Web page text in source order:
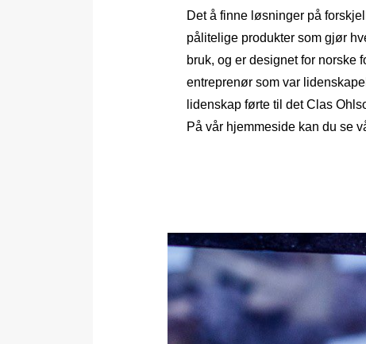
Det å finne løsninger på
pålitelige produkter som gjør
bruk, og er designet for norske
entreprenør som var
lidenskap førte til det Clas
På vår hjemmeside kan du se